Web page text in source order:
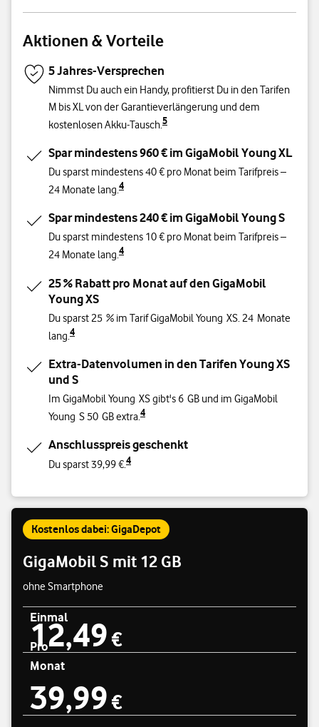
Aktionen & Vorteile
5 Jahres-Versprechen
Nimmst Du auch ein Handy, profitierst Du in den Tarifen
M bis XL von der Garantieverlängerung und dem
kostenlosen Akku-Tausch.5
Spar mindestens 960 € im GigaMobil Young XL
Du sparst mindestens 40 € pro Monat beim Tarifpreis –
24 Monate lang.4
Spar mindestens 240 € im GigaMobil Young S
Du sparst mindestens 10 € pro Monat beim Tarifpreis –
24 Monate lang.4
25 % Rabatt pro Monat auf den GigaMobil
Young XS
Du sparst 25 % im Tarif GigaMobil Young XS. 24 Monate
lang.4
Extra-Datenvolumen in den Tarifen Young XS
und S
Im GigaMobil Young XS gibt's 6 GB und im GigaMobil
Young S 50 GB extra.4
Anschlusspreis geschenkt
Du sparst 39,99 €.4
Kostenlos dabei: GigaDepot
GigaMobil S mit 12 GB
ohne Smartphone
Preisübersicht
Einmal
12,49 €
12,49 €
Pro
Monat
39,99 €
39,99 €